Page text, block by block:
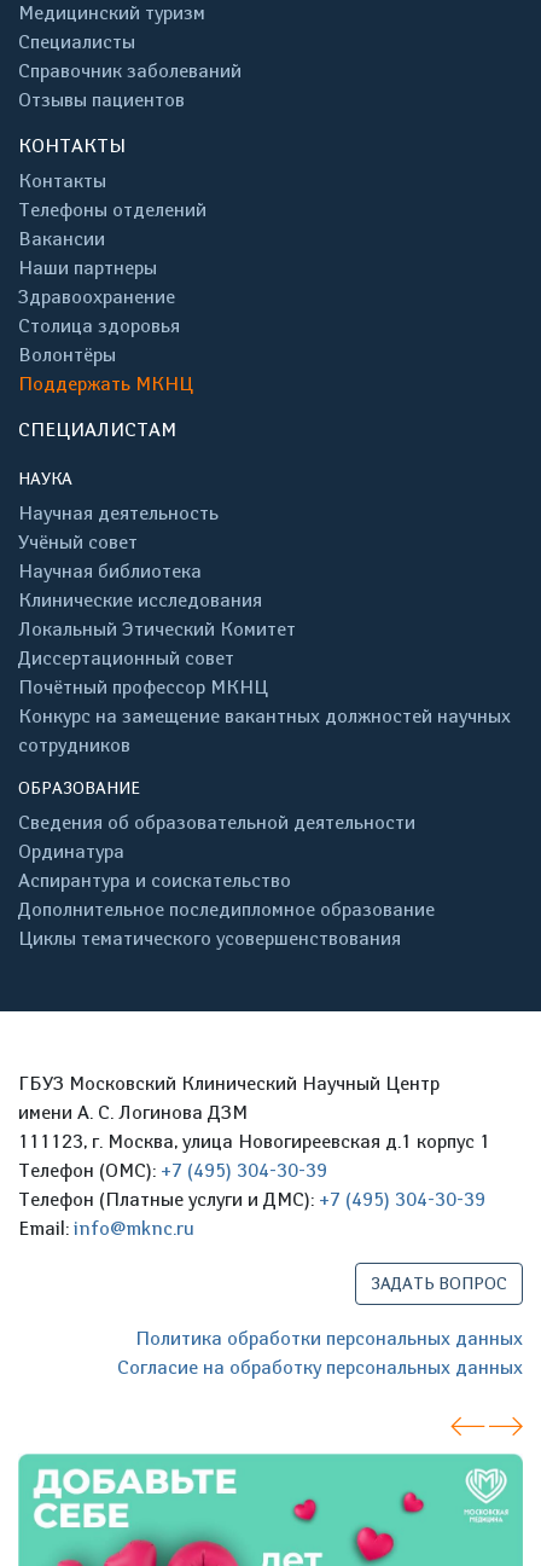
Медицинский туризм
Специалисты
Справочник заболеваний
Отзывы пациентов
КОНТАКТЫ
Контакты
Телефоны отделений
Вакансии
Наши партнеры
Здравоохранение
Столица здоровья
Волонтёры
Поддержать МКНЦ
СПЕЦИАЛИСТАМ
НАУКА
Научная деятельность
Учёный совет
Научная библиотека
Клинические исследования
Локальный Этический Комитет
Диссертационный совет
Почётный профессор МКНЦ
Конкурс на замещение вакантных должностей научных
сотрудников
ОБРАЗОВАНИЕ
Сведения об образовательной деятельности
Ординатура
Аспирантура и соискательство
Дополнительное последипломное образование
Циклы тематического усовершенствования
ГБУЗ Московский Клинический Научный Центр
имени А. С. Логинова ДЗМ
111123, г. Москва, улица Новогиреевская д.1 корпус 1
Телефон (ОМС): +7 (495) 304-30-39
Телефон (Платные услуги и ДМС): +7 (495) 304-30-39
Email: info@mknc.ru
ЗАДАТЬ ВОПРОС
Политика обработки персональных данных
Согласие на обработку персональных данных